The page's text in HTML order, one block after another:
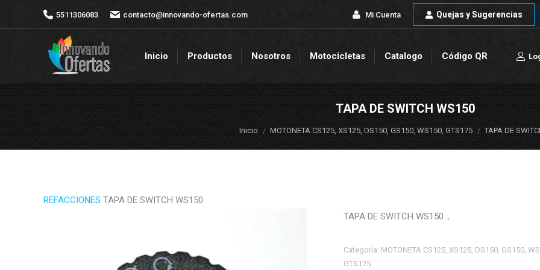
5511306083 contacto@innovando-ofertas.com Mi Cuenta Quejas y Sugerencias
Inicio Productos Nosotros Motocicletas Catalogo Código QR
TAPA DE SWITCH WS150
Estás aquí:
Inicio MOTONETA CS125, XS125, DS150, GS150, WS150, GTS175 TAPA DE
REFACCIONES TAPA DE SWITCH WS150
TAPA DE SWITCH WS150，
Categoría: MOTONETA CS125, XS125, DS150, GS150,
GTS175
5511306083 contacto@innovando-ofertas.com Mi Cuenta Quejas y Sugerencias
Inicio Productos Nosotros Motocicletas Catalogo Código QR